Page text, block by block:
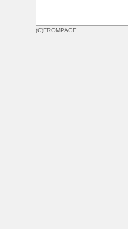
(C)FROMPAGE